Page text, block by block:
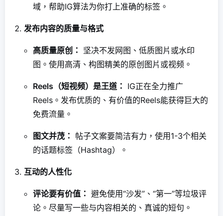
域，帮助IG算法为你打上准确的标签。
发布内容的质量与格式
高质量原创： 坚决不发网图、低质图片或水印
图。使用高清、构图精美的原创图片或视频。
Reels（短视频）是王道： IG正在全力推广
Reels。发布优质的、有价值的Reels能获得巨大的
免费流量。
图文并茂： 帖子文案要简洁有力，使用1-3个相关
的话题标签（Hashtag）。
互动的人性化
评论要有价值： 避免使用“沙发”、“第一”等垃圾评
论。尽量写一些与内容相关的、真诚的短句。